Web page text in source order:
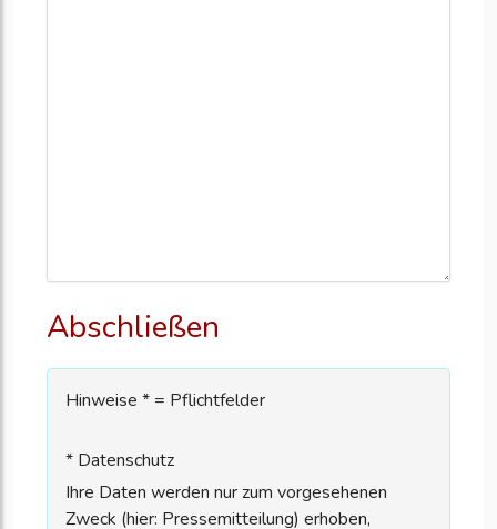
Abschließen
Hinweise * = Pflichtfelder
* Datenschutz
Ihre Daten werden nur zum vorgesehenen
Zweck (hier: Pressemitteilung) erhoben,